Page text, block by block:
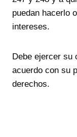
puedan hacerlo
intereses.
Debe ejercer su
acuerdo con su
derechos.